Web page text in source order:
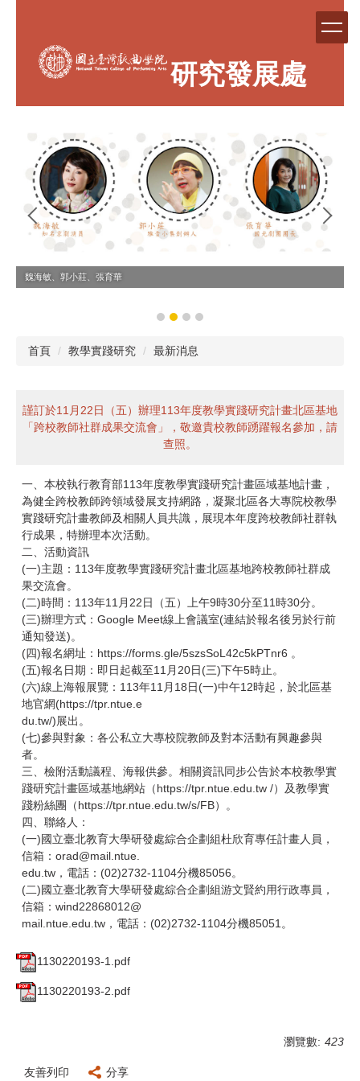
研究發展處
魏海敏、郭小莊、張育華
首頁 教學實踐研究 最新消息
謹訂於11月22日（五）辦理113年度教學實踐研究計畫北區基地
「跨校教師社群成果交流會」，敬邀貴校教師踴躍報名參加，請
查照。
一、本校執行教育部113年度教學實踐研究計畫區域基地計畫，
為健全跨校教師跨領域發展支持網路，凝聚北區各大專院校教學
實踐研究計畫教師及相關人員共識，展現本年度跨校教師社群執
行成果，特辦理本次活動。
二、活動資訊
(一)主題：113年度教學實踐研究計畫北區基地跨校教師社群成
果交流會。
(二)時間：113年11月22日（五）上午9時30分至11時30分。
(三)辦理方式：Google Meet線上會議室(連結於報名後另於行前
通知發送)。
(四)報名網址：https://forms.gle/5szsSoL42c5kPTnr6 。
(五)報名日期：即日起截至11月20日(三)下午5時止。
(六)線上海報展覽：113年11月18日(一)中午12時起，於北區基
地官網(https://tpr.ntue.e
du.tw/)展出。
(七)參與對象：各公私立大專校院教師及對本活動有興趣參與
者。
三、檢附活動議程、海報供參。相關資訊同步公告於本校教學實
踐研究計畫區域基地網站（https://tpr.ntue.edu.tw /）及教學實
踐粉絲團（https://tpr.ntue.edu.tw/s/FB）。
四、聯絡人：
(一)國立臺北教育大學研發處綜合企劃組杜欣育專任計畫人員，
信箱：orad@mail.ntue.
edu.tw，電話：(02)2732-1104分機85056。
(二)國立臺北教育大學研發處綜合企劃組游文賢約用行政專員，
信箱：wind22868012@
mail.ntue.edu.tw，電話：(02)2732-1104分機85051。
1130220193-1.pdf
1130220193-2.pdf
瀏覽數: 423
友善列印 分享